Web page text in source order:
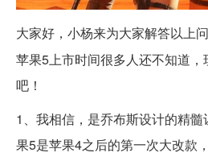
大家好，小杨来为大家解答以上问
苹果5上市时间很多人还不知道
吧！
1、我相信，是乔布斯设计的精
果5是苹果4之后的第一次大改款